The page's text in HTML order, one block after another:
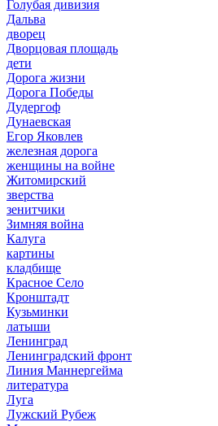
Голубая дивизия
Дальва
дворец
Дворцовая площадь
дети
Дорога жизни
Дорога Победы
Дудергоф
Дунаевская
Егор Яковлев
железная дорога
женщины на войне
Житомирский
зверства
зенитчики
Зимняя война
Калуга
картины
кладбище
Красное Село
Кронштадт
Кузьминки
латыши
Ленинград
Ленинградский фронт
Линия Маннергейма
литература
Луга
Лужский Рубеж